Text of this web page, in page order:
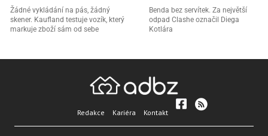
Žádné vykládání na pás, žádný
skener. Kaufland testuje vozík, který
markuje zboží sám od sebe
Benda bez servítek. Za největší
odpad Clashe označil Diega
Kotlára
Redakce Kariéra Kontakt